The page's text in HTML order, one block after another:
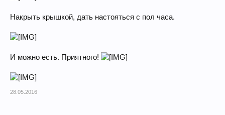
Накрыть крышкой, дать настояться с пол часа.
И можно есть. Приятного!
28.05.2016